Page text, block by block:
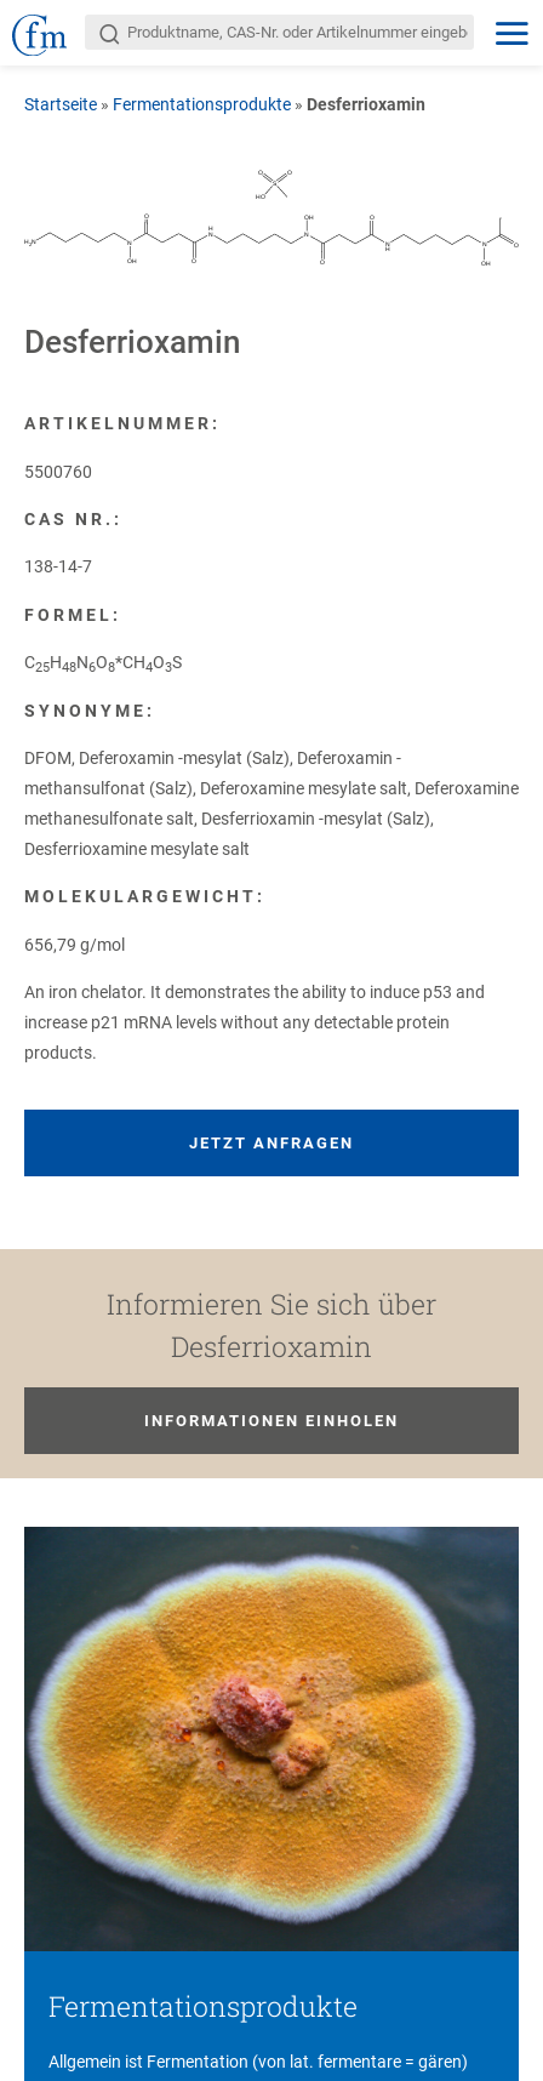
Startseite » Fermentationsprodukte » Desferrioxamin
N
O
OH
N
H
O
H
N
O
N
OH
O
N
O
OH
H2N
S
HO
O
O
Desferrioxamin
ARTIKELNUMMER:
5500760
CAS NR.:
138-14-7
FORMEL:
C25H48N6O8*CH4O3S
SYNONYME:
DFOM, Deferoxamin -mesylat (Salz), Deferoxamin -
methansulfonat (Salz), Deferoxamine mesylate salt, Deferoxamine
methanesulfonate salt, Desferrioxamin -mesylat (Salz),
Desferrioxamine mesylate salt
MOLEKULARGEWICHT:
656,79 g/mol
An iron chelator. It demonstrates the ability to induce p53 and
increase p21 mRNA levels without any detectable protein
products.
JETZT ANFRAGEN
Informieren Sie sich über
Desferrioxamin
INFORMATIONEN EINHOLEN
Fermentationsprodukte
Allgemein ist Fermentation (von lat. fermentare = gären)